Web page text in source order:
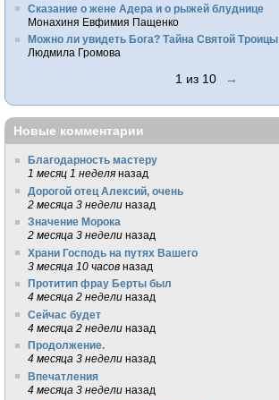
Сказание о жене Адера и о рыжей блуднице
Монахиня Евфимия Пащенко
Можно ли увидеть Бога? Тайна Святой Троицы
Людмила Громова
1 из 10 →
Новые комментарии
Благодарность мастеру
1 месяц 1 неделя назад
Дорогой отец Алексий, очень
2 месяца 3 недели назад
Значение Морока
2 месяца 3 недели назад
Храни Господь на путях Вашего
3 месяца 10 часов назад
Протитип фрау Берты был
4 месяца 2 недели назад
Сейчас будет
4 месяца 2 недели назад
Продолжение.
4 месяца 3 недели назад
Впечатления
4 месяца 3 недели назад